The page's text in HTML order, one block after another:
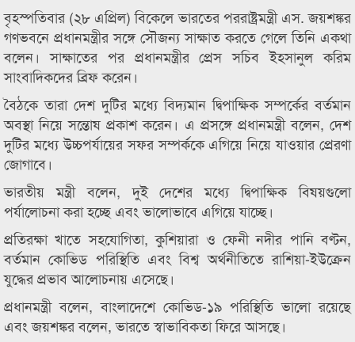
বৃহস্পতিবার (২৮ এপ্রিল) বিকেলে ভারতের পররাষ্ট্রমন্ত্রী এস. জয়শঙ্কর
গণভবনে প্রধানমন্ত্রীর সঙ্গে সৌজন্য সাক্ষাত করতে গেলে তিনি একথা
বলেন। সাক্ষাতের পর প্রধানমন্ত্রীর প্রেস সচিব ইহসানুল করিম
সাংবাদিকদের ব্রিফ করেন।
বৈঠকে তারা দেশ দুটির মধ্যে বিদ্যমান দ্বিপাক্ষিক সম্পর্কের বর্তমান
অবস্থা নিয়ে সন্তোষ প্রকাশ করেন। এ প্রসঙ্গে প্রধানমন্ত্রী বলেন, দেশ
দুটির মধ্যে উচ্চপর্যায়ের সফর সম্পর্ককে এগিয়ে নিয়ে যাওয়ার প্রেরণা
জোগাবে।
ভারতীয় মন্ত্রী বলেন, দুই দেশের মধ্যে দ্বিপাক্ষিক বিষয়গুলো
পর্যালোচনা করা হচ্ছে এবং ভালোভাবে এগিয়ে যাচ্ছে।
প্রতিরক্ষা খাতে সহযোগিতা, কুশিয়ারা ও ফেনী নদীর পানি বণ্টন,
বর্তমান কোভিড পরিস্থিতি এবং বিশ্ব অর্থনীতিতে রাশিয়া-ইউক্রেন
যুদ্ধের প্রভাব আলোচনায় এসেছে।
প্রধানমন্ত্রী বলেন, বাংলাদেশে কোভিড-১৯ পরিস্থিতি ভালো রয়েছে
এবং জয়শঙ্কর বলেন, ভারতে স্বাভাবিকতা ফিরে আসছে।